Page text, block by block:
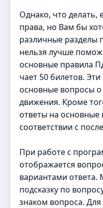
Однако, что делать,
права, но Вам бы
различные разделы
нельзя лучше
основные правила
чает 50 билетов.
основные вопросы
движения. Кроме
ответы на основные
соответствии с
При работе с
отображается
вариантами
подсказку по
знаком вопроса.